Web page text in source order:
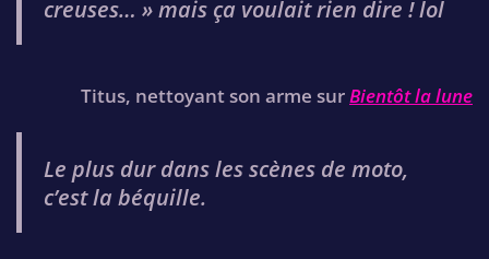
creuses… » mais ça voulait rien dire ! lol
Titus, nettoyant son arme surBientôt la lune
Le plus dur dans les scènes de moto,
c’est la béquille.